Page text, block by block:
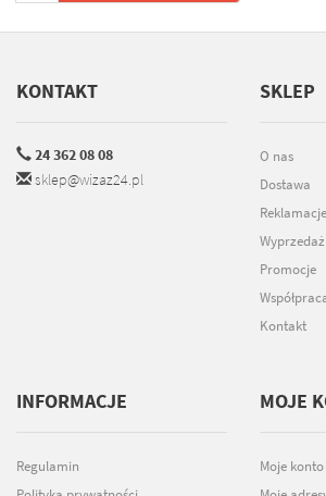
KONTAKT
24 362 08 08
sklep@wizaz24.pl
SKLEP
O nas
Dostawa
Reklamacje
Wyprzedaż
Promocje
Kontakt
INFORMACJE
Regulamin
MOJE
Moje konto